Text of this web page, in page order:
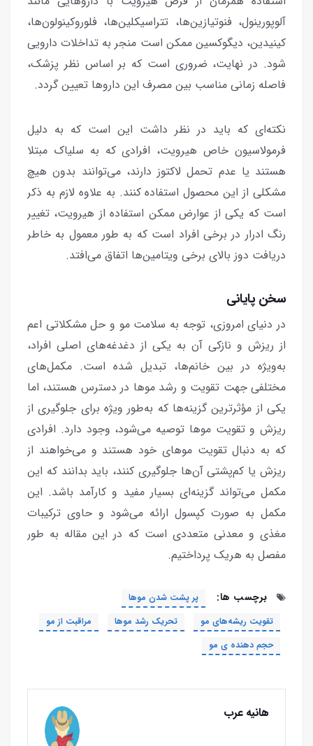
آلوپورینول، فنوتیازین‌ها، تتراسیکلین‌ها، فلوروکینولون‌ها،
کینیدین، دیگوکسین ممکن است منجر به تداخلات دارویی
شود. در نهایت، ضروری است که بر اساس نظر پزشک،
فاصله زمانی مناسب بین مصرف این داروها تعیین گردد.
نکته‌ای که باید در نظر داشت این است که به دلیل
فرمولاسیون خاص هیرویت، افرادی که به سلیاک مبتلا
هستند یا عدم تحمل لاکتوز دارند، می‌توانند بدون هیچ
مشکلی از این محصول استفاده کنند. به علاوه لازم به ذکر
است که یکی از عوارض ممکن استفاده از هیرویت، تغییر
رنگ ادرار در برخی افراد است که به طور معمول به خاطر
دریافت دوز بالای برخی ویتامین‌ها اتفاق می‌افتد.
سخن پایانی
در دنیای امروزی، توجه به سلامت مو و حل مشکلاتی اعم
از ریزش و نازکی آن به یکی از دغدغه‌های اصلی افراد،
به‌ویژه در بین خانم‌ها، تبدیل شده است. مکمل‌های
مختلفی جهت تقویت و رشد موها در دسترس هستند، اما
یکی از مؤثرترین گزینه‌ها که به‌طور ویژه برای جلوگیری از
ریزش و تقویت موها توصیه می‌شود، وجود دارد. افرادی
که به دنبال تقویت موهای خود هستند و می‌خواهند از
ریزش یا کم‌پشتی آن‌ها جلوگیری کنند، باید بدانند که این
مکمل می‌تواند گزینه‌ای بسیار مفید و کارآمد باشد. این
مکمل به صورت کپسول ارائه می‌شود و حاوی ترکیبات
مغذی و معدنی متعددی است که در این مقاله به طور
مفصل به هریک پرداختیم.
برچسب ها:
پر پشت شدن موها
تقویت ریشه‌های مو
تحریک رشد موها
مراقبت از مو
حجم دهنده ی مو
هانیه عرب